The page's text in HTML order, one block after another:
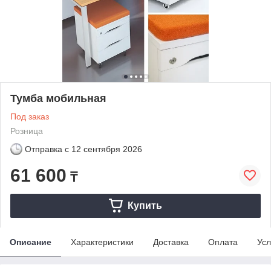
Тумба мобильная
Под заказ
Розница
Отправка с 12 сентября 2026
61 600 ₸
Купить
Описание Характеристики Доставка Оплата